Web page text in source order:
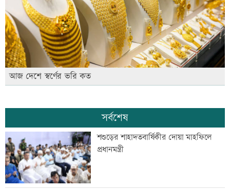
আজ দেশে স্বর্ণের ভরি কত
সর্বশেষ
শশুড়ের শাহাদতবার্ষিকীর দোয়া মাহফিলে
প্রধানমন্ত্রী